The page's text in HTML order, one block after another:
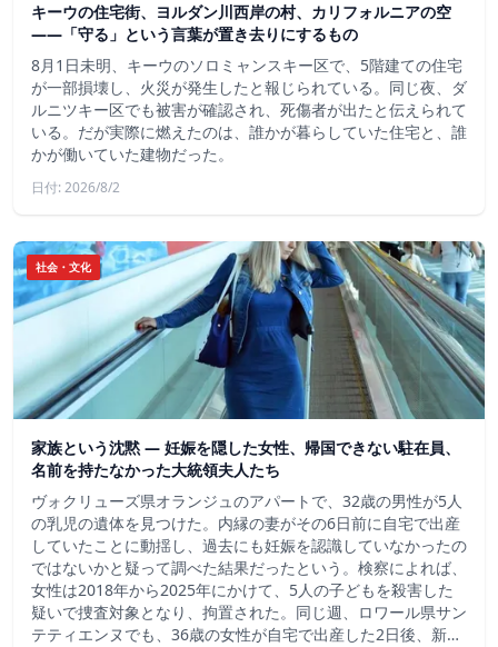
キーウの住宅街、ヨルダン川西岸の村、カリフォルニアの空
——「守る」という言葉が置き去りにするもの
8月1日未明、キーウのソロミャンスキー区で、5階建ての住宅
が一部損壊し、火災が発生したと報じられている。同じ夜、ダ
ルニツキー区でも被害が確認され、死傷者が出たと伝えられて
いる。だが実際に燃えたのは、誰かが暮らしていた住宅と、誰
かが働いていた建物だった。
日付: 2026/8/2
社会・文化
家族という沈黙 ― 妊娠を隠した女性、帰国できない駐在員、
名前を持たなかった大統領夫人たち
ヴォクリューズ県オランジュのアパートで、32歳の男性が5人
の乳児の遺体を見つけた。内縁の妻がその6日前に自宅で出産
していたことに動揺し、過去にも妊娠を認識していなかったの
ではないかと疑って調べた結果だったという。検察によれば、
女性は2018年から2025年にかけて、5人の子どもを殺害した
疑いで捜査対象となり、拘置された。同じ週、ロワール県サン
テティエンヌでも、36歳の女性が自宅で出産した2日後、新…